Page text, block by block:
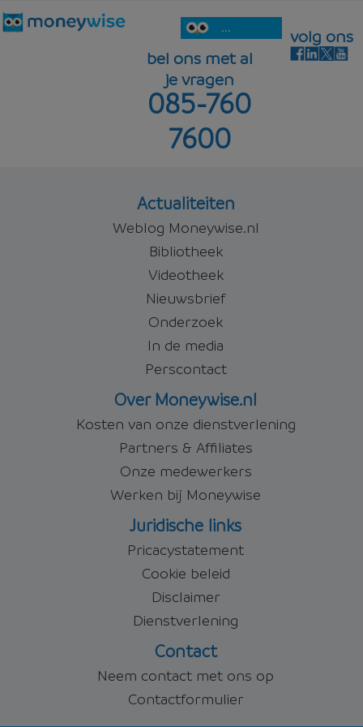
...
bel ons met al
je vragen
085-760
7600
volg ons
Actualiteiten
Weblog Moneywise.nl
Bibliotheek
Videotheek
Nieuwsbrief
Onderzoek
In de media
Perscontact
Over Moneywise.nl
Kosten van onze dienstverlening
Partners & Affiliates
Onze medewerkers
Werken bij Moneywise
Juridische links
Pricacystatement
Cookie beleid
Disclaimer
Dienstverlening
Contact
Neem contact met ons op
Contactformulier